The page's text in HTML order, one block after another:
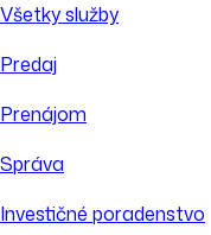
Všetky služby
Predaj
Prenájom
Správa
Investičné poradenstvo